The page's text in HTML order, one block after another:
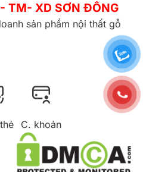
TM- XD SƠN ĐÔNG
sản phẩm nội thất gỗ
C. khoản